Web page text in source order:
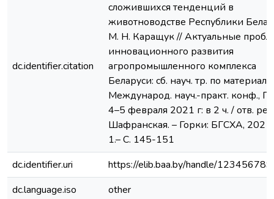
dc.identifier.citation
сложившихся тенденций в
животноводстве Республики
М. Н. Каращук // Актуальные
инновационного развития
агропромышленного комплекса
Беларуси: сб. науч. тр. по
Международ. науч.-практ. конф.,
4–5 февраля 2021 г: в 2 ч. / отв.
Шафранская. – Горки: БГСХА,
1.– С. 145-151
dc.identifier.uri
https://elib.baa.by/handle/
dc.language.iso
other